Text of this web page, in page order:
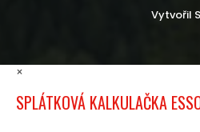
Vytvořil
×
SPLÁTKOVÁ KALKULAČKA